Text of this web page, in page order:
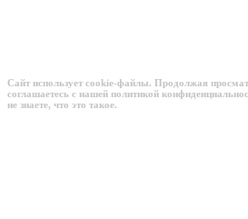
Сайт использует cookie-файлы. Продолжая
соглашаетесь с нашей политикой
не знаете, что это такое.